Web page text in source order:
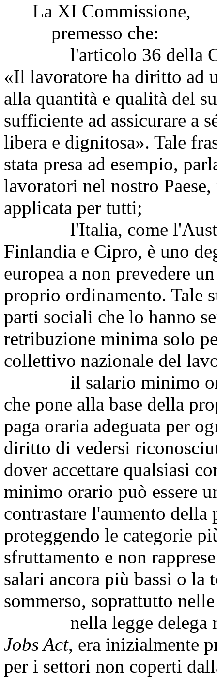
La XI Commissione,
premesso che:
l'articolo 36 della
«Il lavoratore ha diritto ad
alla quantità e qualità del
sufficiente ad assicurare a
libera e dignitosa». Tale
stata presa ad esempio,
lavoratori nel nostro
applicata per tutti;
l'Italia, come l'Austria,
Finlandia e Cipro, è uno
europea a non prevedere
proprio ordinamento. Tale
parti sociali che lo hanno
retribuzione minima solo
collettivo nazionale del
il salario minimo
che pone alla base della
paga oraria adeguata per
diritto di vedersi
dover accettare qualsiasi
minimo orario può essere
contrastare l'aumento della
proteggendo le categorie
sfruttamento e non
salari ancora più bassi o la
sommerso, soprattutto
nella legge delega n.
Jobs Act, era inizialmente
per i settori non coperti